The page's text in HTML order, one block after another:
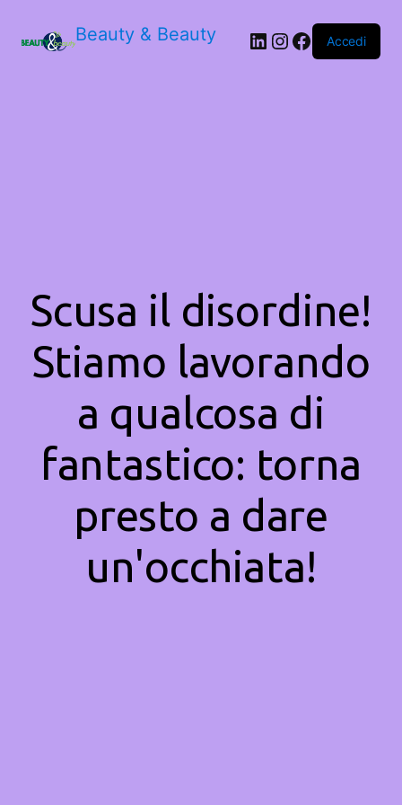
Beauty & Beauty LinkedIn
Instagram
Facebook
Accedi
Scusa il disordine!
Stiamo lavorando
a qualcosa di
fantastico: torna
presto a dare
un'occhiata!